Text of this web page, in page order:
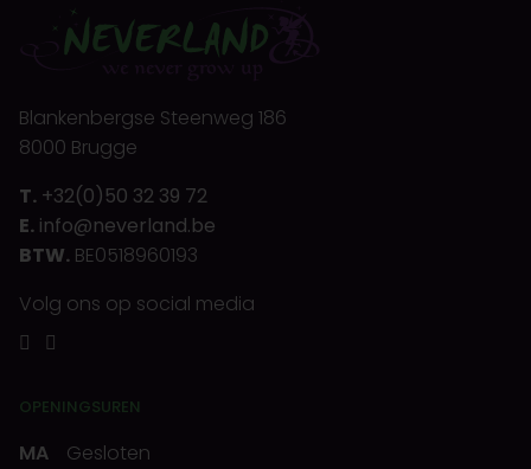
Blankenbergse Steenweg 186
8000 Brugge
T. +32(0)50 32 39 72
E. info@neverland.be
BTW. BE0518960193
Volg ons op social media
OPENINGSUREN
MA
Gesloten